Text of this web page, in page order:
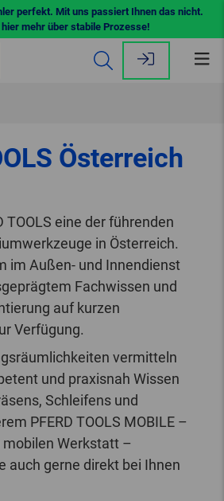
perfekt. Mit uns passiert Ihnen das nicht.
mehr über stabile Prozesse!
Österreich
TOOLS eine der führenden
in Österreich.
im Außen- und Innendienst
Fachwissen und
auf kurzen
Verfügung.
vermitteln
und praxisnah Wissen
Schleifens und
PFERD TOOLS MOBILE –
Werkstatt –
auch gerne direkt bei Ihnen